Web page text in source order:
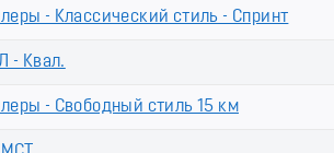
- Классический стиль - Спринт
- Квал.
- Свободный стиль 15 км